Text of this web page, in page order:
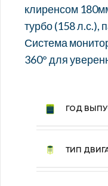
клиренсом
турбо (158 л.с.),
Система
360° для
ГОД
ТИП